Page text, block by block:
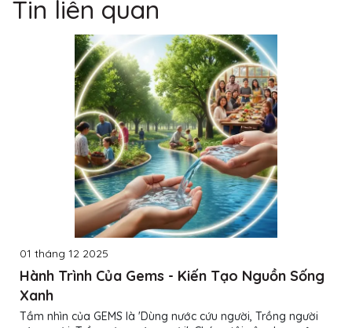
Tin liên quan
01 tháng 12 2025
Hành Trình Của Gems - Kiến Tạo Nguồn Sống
Xanh
Tầm nhìn của GEMS là 'Dùng nước cứu người, Trồng người